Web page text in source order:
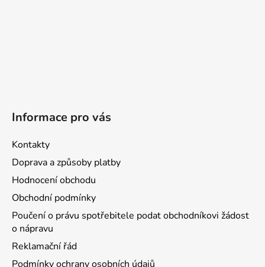
Informace pro vás
Kontakty
Doprava a způsoby platby
Hodnocení obchodu
Obchodní podmínky
Poučení o právu spotřebitele podat obchodníkovi žádost
o nápravu
Reklamační řád
Podmínky ochrany osobních údajů